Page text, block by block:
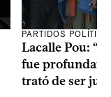
PARTIDOS
Lacalle Pou:
fue
trató de ser